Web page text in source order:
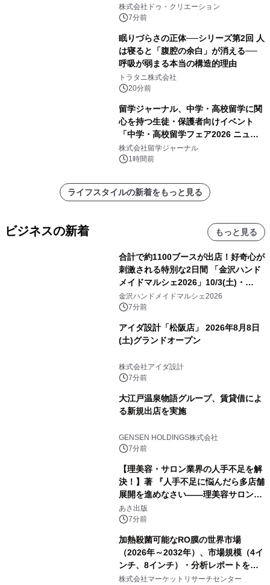
会を 東京・愛知で開催
株式会社ドゥ・クリエーション
7分前
眠りづらさの正体──シリーズ第2回 人
は寝ると「腹腔の余白」が消える──
呼吸が弱まる本当の構造的理由
トラタニ株式会社
20分前
留学ジャーナル、中学・高校留学に関
心を持つ生徒・保護者向けイベント
「中学・高校留学フェア2026 ニュー
ジーランド＆オーストラリア」を
9/12(土)に開催
株式会社留学ジャーナル
1時間前
ライフスタイルの新着をもっと見る
ビジネスの新着 もっと見る
合計で約1100ブースが出店！好奇心が
刺激される特別な2日間 「金沢ハンド
メイドマルシェ2026」10/3(土)・
10/4(日)開催
金沢ハンドメイドマルシェ2026
7分前
アイダ設計「松阪店」 2026年8月8日
(土)グランドオープン
株式会社アイダ設計
7分前
大江戸温泉物語グループ、賃貸借によ
る新規出店を実施
GENSEN HOLDINGS株式会社
7分前
【理美容・サロン業界の人手不足を解
決！】著 『人手不足に悩んだら多店舗
展開を進めなさい――理美容サロン
「多店舗展開」の教科書』2026年8月
24日（月）発売
あさ出版
7分前
加熱殺菌可能なRO膜の世界市場
（2026年～2032年）、市場規模（4イ
ンチ、8インチ）・分析レポートを発
表
株式会社マーケットリサーチセンター